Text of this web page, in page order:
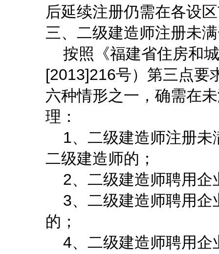
后延续注册仍需在各设
三、二级建造师注册未
按照《福建省住房和
[2013]216号）第三点要
六种情形之一，确需在
理：
1、二级建造师注册未
二级建造师的；
2、二级建造师聘用企
3、二级建造师聘用企
的；
4、二级建造师聘用企